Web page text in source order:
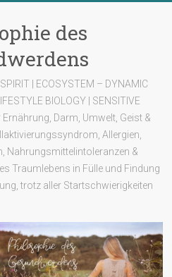
des
| ECOSYSTEM – DYNAMIC
BIOLOGY | SENSITIVE
Ernährung, Darm, Umwelt, Geist &
Allergien,
Nahrungsmittelintoleranzen &
Traumlebens in Fülle und Findung
trotz aller Startschwierigkeiten